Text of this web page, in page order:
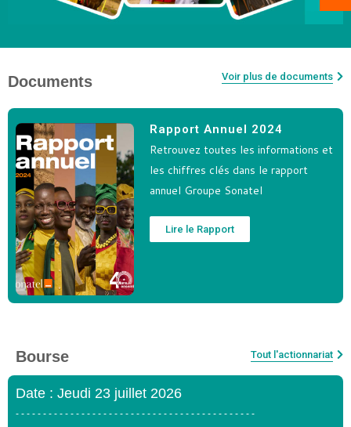
Tout l'actionnariat
Bourse
Date : Jeudi 23 juillet 2026
- - - - - - - - - - - - - - - - - - - - - - - - - - - - - - - - - - - - - - - - - - - -
Voir plus de documents
Documents
Rapport Annuel 2024
Retrouvez toutes les informations et
les chiffres clés dans le rapport
annuel Groupe Sonatel
Lire le Rapport